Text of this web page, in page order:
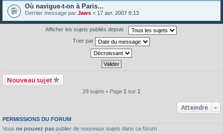
Où navigue-t-on à Paris...
Dernier message par Jaws « 17 avr. 2007 8:13
Afficher les sujets publiés depuis :
Trier par
Nouveau sujet
29 sujets • Page 1 sur 1
Atteindre
PERMISSIONS DU FORUM
Vous ne pouvez pas publier de nouveaux sujets dans ce forum